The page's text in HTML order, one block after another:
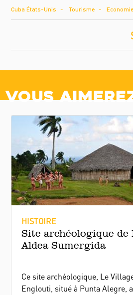
Cuba États-Unis Tourisme Economie
Vous
HISTOIRE
Site archéologique de
Aldea Sumergida
Ce site archéologique, Le
Englouti, situé à Punta Alegre,